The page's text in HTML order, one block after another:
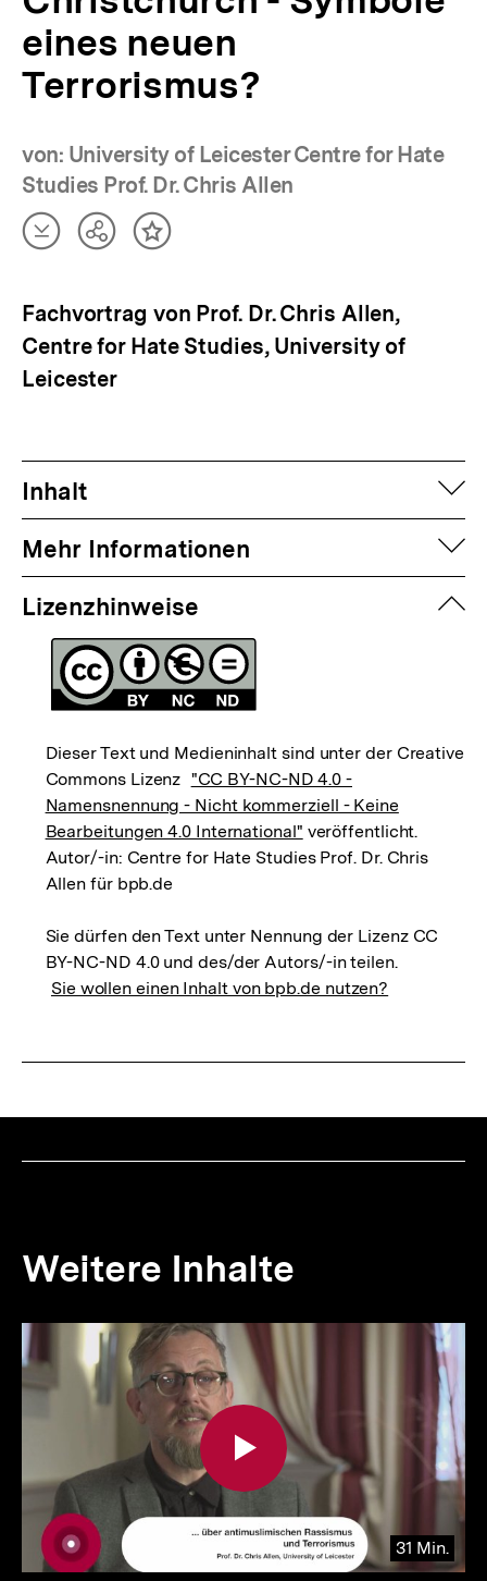
eines neuen
Terrorismus?
von: University of Leicester Centre for Hate
Studies Prof. Dr. Chris Allen
Artikel
herunterladen
TeilenInhalt
Fachvortrag von Prof. Dr. Chris Allen,
Centre for Hate Studies, University of
Leicester
Inhalt
Mehr Informationen
Lizenzhinweise
Dieser Text und Medieninhalt sind unter der Creative
Commons Lizenz "CC BY-NC-ND 4.0 -
Namensnennung - Nicht kommerziell - Keine
Bearbeitungen 4.0 International" veröffentlicht.
Autor/-in: Centre for Hate Studies Prof. Dr. Chris
Allen für bpb.de
Sie dürfen den Text unter Nennung der Lizenz CC
BY-NC-ND 4.0 und des/der Autors/-in teilen.
Sie wollen einen Inhalt von bpb.de nutzen?
Weitere Inhalte
Inhaltskarousell
für
weitere
Inhalte
Inhaltskarussell
überspringen
31 Min.